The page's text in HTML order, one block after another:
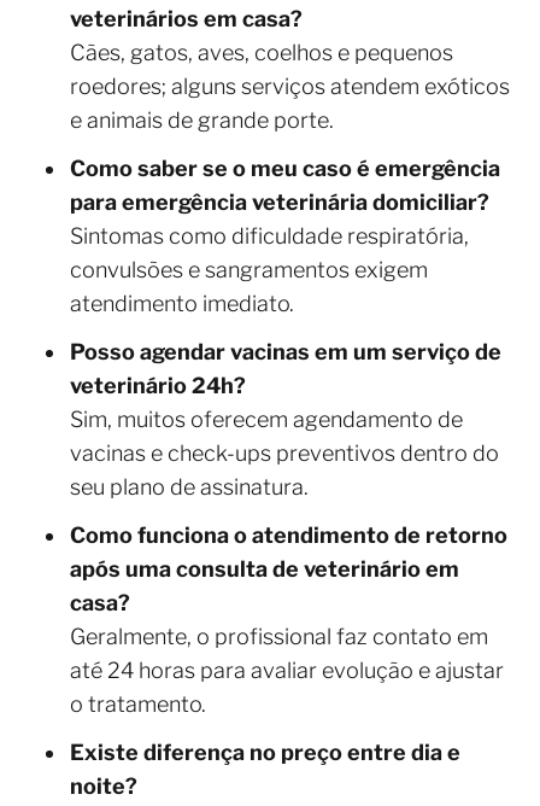
veterinários em casa?
Cães, gatos, aves, coelhos e pequenos
roedores; alguns serviços atendem exóticos
e animais de grande porte.
Como saber se o meu caso é emergência
para emergência veterinária domiciliar?
Sintomas como dificuldade respiratória,
convulsões e sangramentos exigem
atendimento imediato.
Posso agendar vacinas em um serviço de
veterinário 24h?
Sim, muitos oferecem agendamento de
vacinas e check-ups preventivos dentro do
seu plano de assinatura.
Como funciona o atendimento de retorno
após uma consulta de veterinário em
casa?
Geralmente, o profissional faz contato em
até 24 horas para avaliar evolução e ajustar
o tratamento.
Existe diferença no preço entre dia e
noite?